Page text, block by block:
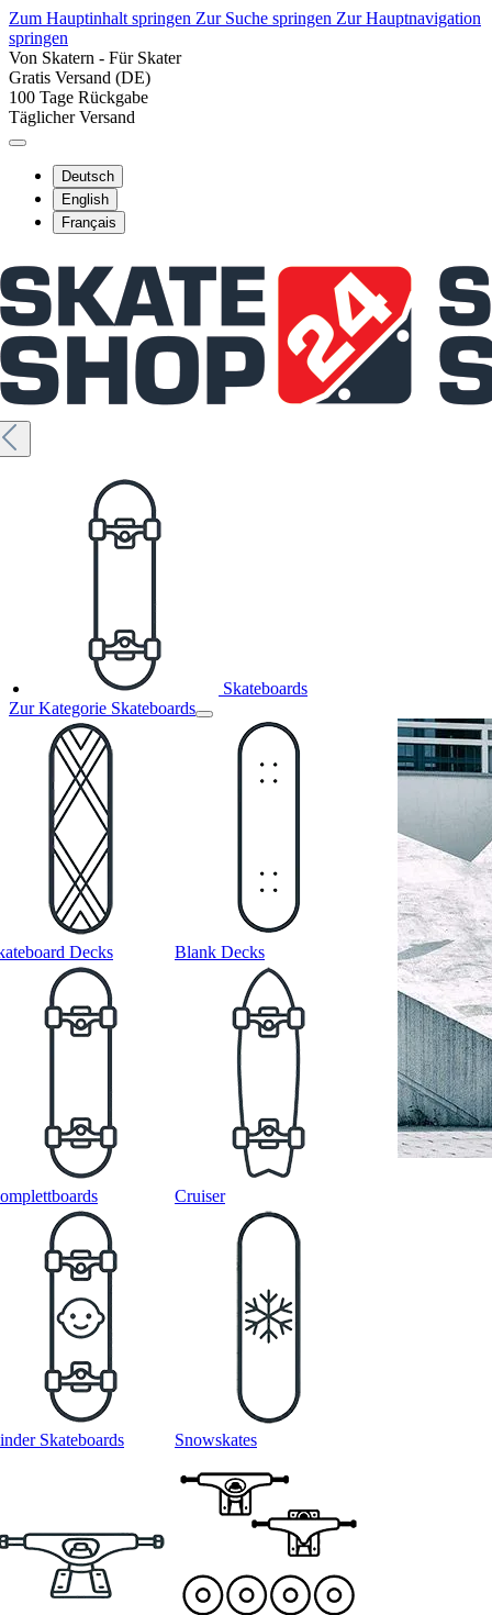
Zum Hauptinhalt springen Zur Suche springen Zur Hauptnavigation
springen
Von Skatern - Für Skater
Gratis Versand (DE)
100 Tage Rückgabe
Täglicher Versand
Deutsch
English
Français
Skateboards
Zur Kategorie Skateboards
Decks Blank Decks
Cruiser
Skateboards Snowskates